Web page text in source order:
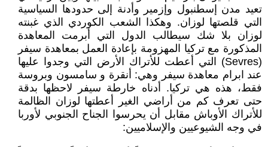
تعيد مدن إسطنبول وإزمير وأدنة إلى حدودها السياسية
التي قلصتها لوزان. وهكذا الشعب الكوردي الذي غبنته
لوزان بلا شك سيطالب الدول التي أبرمت المعاهدة
المذكورة مع تركيا المهزومة بإعادة العمل بمعاهدة سيفر
(Sevres) التي أعطت للأتراك الأرض التي وجدوا عليها
عند ابرام معاهدة سيفر وهي: أنقرة و سامسون وبروسة
فقط، هذه هي تركيا. أدناه خارطة سيفر لاحظها بدقة
حتى تعرف كم من أراضي الغير أعطتها لوزان الظالمة
للأتراك الأوباش مقابل أن يحرسوا الجناح الجنوبي لأوربا
في وجه الشيوعيين والإسلاميين: